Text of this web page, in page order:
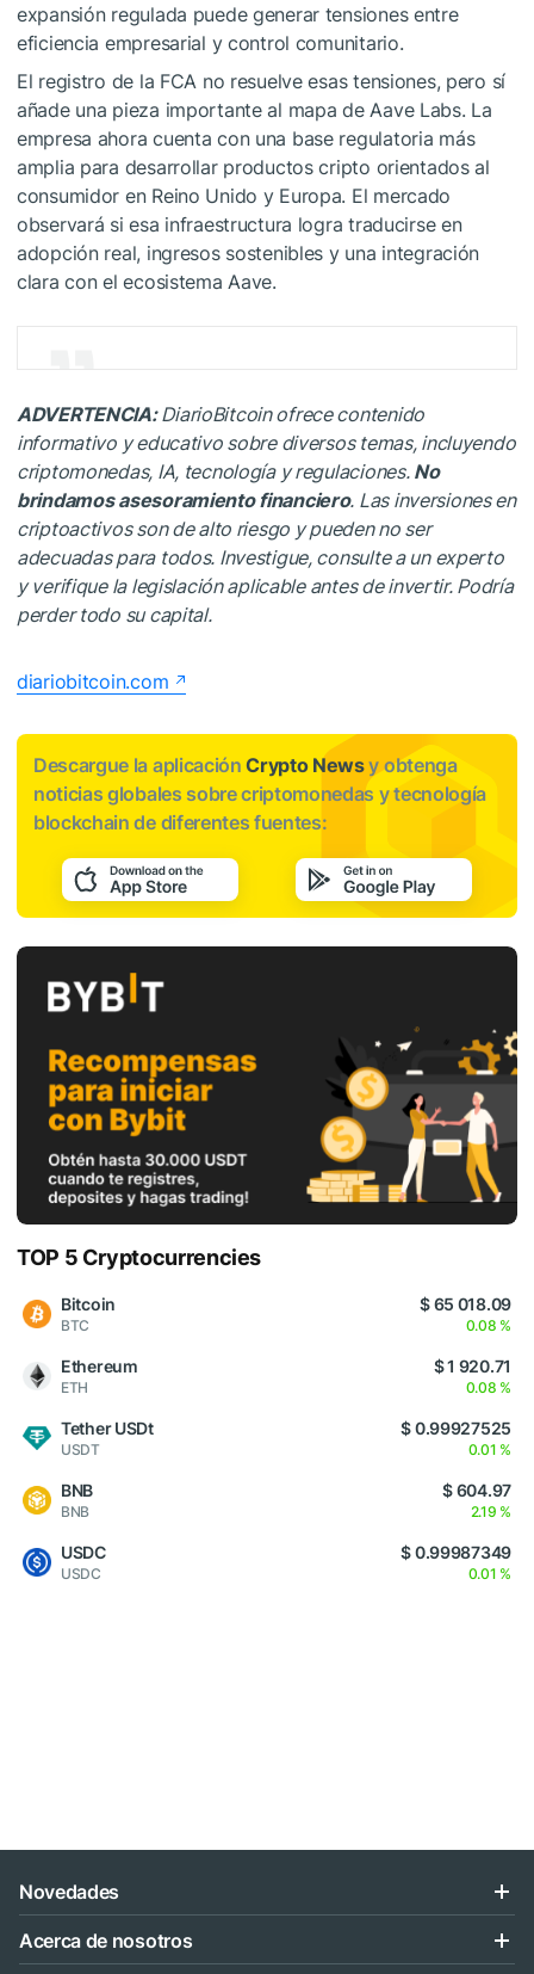
expansión regulada puede generar tensiones entre
eficiencia empresarial y control comunitario.
El registro de la FCA no resuelve esas tensiones, pero sí
añade una pieza importante al mapa de Aave Labs. La
empresa ahora cuenta con una base regulatoria más
amplia para desarrollar productos cripto orientados al
consumidor en Reino Unido y Europa. El mercado
observará si esa infraestructura logra traducirse en
adopción real, ingresos sostenibles y una integración
clara con el ecosistema Aave.
ADVERTENCIA:DiarioBitcoin ofrece contenido
informativo y educativo sobre diversos temas, incluyendo
criptomonedas, IA, tecnología y regulaciones. No
brindamos asesoramiento financiero. Las inversiones en
criptoactivos son de alto riesgo y pueden no ser
adecuadas para todos. Investigue, consulte a un experto
y verifique la legislación aplicable antes de invertir. Podría
perder todo su capital.
diariobitcoin.com
Descargue la aplicaciónCrypto Newsy obtenga
noticias globales sobre criptomonedas y tecnología
blockchain de diferentes fuentes:
TOP 5 Cryptocurrencies
Bitcoin
BTC
$ 65 018.09
0.08 %
Ethereum
ETH
$ 1 920.71
0.08 %
Tether USDt
USDT
$ 0.99927525
0.01 %
BNB
BNB
$ 604.97
2.19 %
USDC
USDC
$ 0.99987349
0.01 %
Novedades
Acerca de nosotros